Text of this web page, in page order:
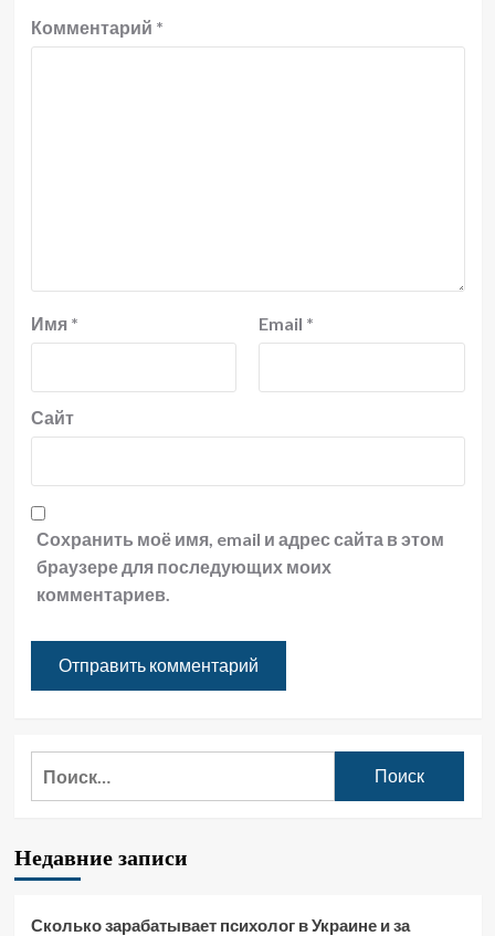
Комментарий *
Имя * Email *
Сайт
Сохранить моё имя, email и адрес сайта в этом
браузере для последующих моих
комментариев.
Недавние записи
Сколько зарабатывает психолог в Украине и за